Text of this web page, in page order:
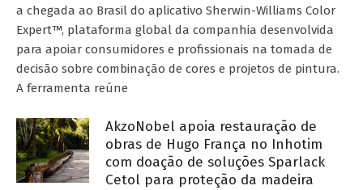
a chegada ao Brasil do aplicativo Sherwin-Williams Color
Expert™, plataforma global da companhia desenvolvida
para apoiar consumidores e profissionais na tomada de
decisão sobre combinação de cores e projetos de pintura.
A ferramenta reúne
AkzoNobel apoia restauração de
obras de Hugo França no Inhotim
com doação de soluções Sparlack
Cetol para proteção da madeira